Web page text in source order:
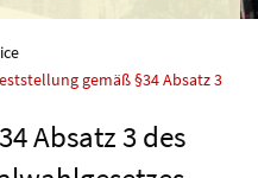
gemäß §34 Absatz 3
Absatz 3 des